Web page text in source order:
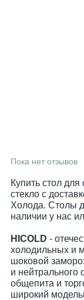
Пока нет отзывов
Купить стол
стекло с
Холода. Столы
наличии у нас
HICOLD -
холодильных и
шоковой
и нейтрального
общепита и
широкий